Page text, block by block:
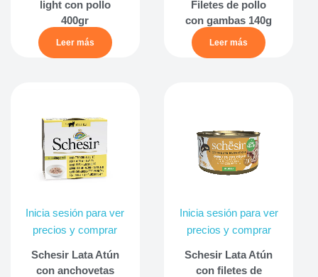
light con pollo
400gr
Leer más
Filetes de pollo
con gambas 140g
Leer más
Inicia sesión para ver
precios y comprar
Schesir Lata Atún
con anchovetas
Inicia sesión para ver
precios y comprar
Schesir Lata Atún
con filetes de